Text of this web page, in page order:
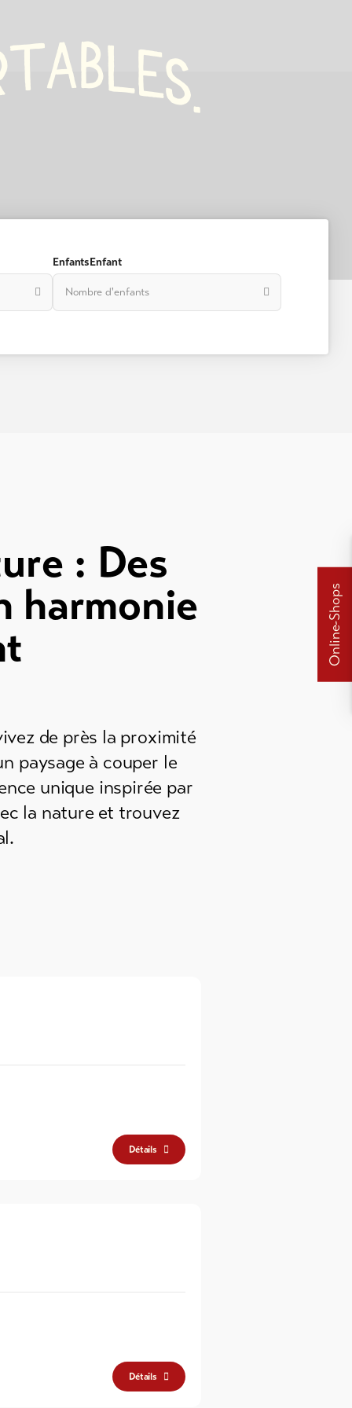
Online-Shops
TABLES.
EnfantsEnfant
Nombre d'enfants
: Des
harmonie
de près la proximité
paysage à couper le
unique inspirée par
la nature et trouvez
Détails
Détails